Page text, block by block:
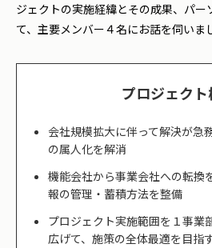
ジェクトの実施経緯とその成果、パー
て、主要メンバー４名にお話を伺いま
プロジェク
会社規模拡大に伴って解決が急
の属人化を解消
機能会社から事業会社への転換
報の管理・蓄積方法を整備
プロジェクト実施範囲を１事業
広げて、施策の全体最適を目指